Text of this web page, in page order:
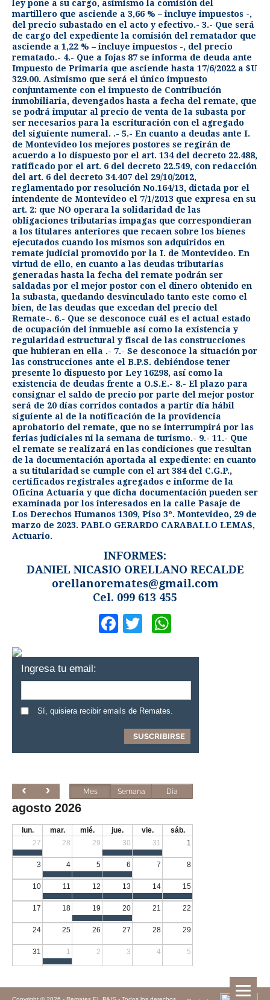
ley pone a su cargo, asimismo la comisión del
martillero que asciende a 3,66 % – incluye impuestos -,
del precio subastado en el acto y efectivo.- 3.- Que será
de cargo del expediente la comisión del rematador que
asciende a 1,22 % – incluye impuestos -, del precio
rematado.- 4.- Que a fojas 87 se informa de deuda ante
Impuesto de Primaria que asciende hasta 17/6/2022 a $U
329.00. Asimismo que será el único impuesto
conjuntamente con el impuesto de Contribución
inmobiliaria, devengados hasta a fecha del remate, que
se podrá imputar al precio de venta de la subasta por
ser necesarios para la escrituración con el agregado
del siguiente numeral. .- 5.- En cuanto a deudas ante I.
de Montevideo los mejores postores se regirán de
acuerdo a lo dispuesto por el art. 134 del decreto 22.488,
ratificado por el art. 6 del decreto 22.549, con redacción
del art. 6 del decreto 34.407 del 29/10/2012,
reglamentado por resolución No.164/13, dictada por el
intendente de Montevideo el 7/1/2013 que expresa en su
art. 2: que NO operara la solidaridad de las
obligaciones tributarias impagas que correspondieran
a los titulares anteriores que recaen sobre los bienes
ejecutados cuando los mismos son adquiridos en
remate judicial promovido por la I. de Montevideo. En
virtud de ello, en cuanto a las deudas tributarias
generadas hasta la fecha del remate podrán ser
saldadas por el mejor postor con el dinero obtenido en
la subasta, quedando desvinculado tanto este como el
bien, de las deudas que excedan del precio del
Remate-. 6.- Que se desconoce cuál es el actual estado
de ocupación del inmueble así como la existencia y
regularidad estructural y fiscal de las construcciones
que hubieran en ella .- 7.- Se desconoce la situación por
las construcciones ante el B.P.S. debiéndose tener
presente lo dispuesto por Ley 16298, así como la
existencia de deudas frente a O.S.E.- 8.- El plazo para
consignar el saldo de precio por parte del mejor postor
será de 20 días corridos contados a partir día hábil
siguiente al de la notificación de la providencia
aprobatorio del remate, que no se interrumpirá por las
ferias judiciales ni la semana de turismo.- 9.- 11.- Que
el remate se realizará en las condiciones que resultan
de la documentación aportada al expediente: en cuanto
a su titularidad se cumple con el art 384 del C.G.P.,
certificados registrales agregados e informe de la
Oficina Actuaria y que dicha documentación pueden ser
examinada por los interesados en la calle Pasaje de
Los Derechos Humanos 1309, Piso 3º. Montevideo, 29 de
marzo de 2023. PABLO GERARDO CARABALLO LEMAS,
Actuario.
INFORMES:
DANIEL NICASIO ORELLANO RECALDE
orellanoremates@gmail.com
Cel. 099 613 455
Facebook
Twitter
Ingresa tu email:
Sí, quisiera recibir emails de Remates.
Mes Semana Día
agosto 2026
lun. mar. mié. jue. vie.
sáb.
27
28 29 30 31 1
3 4 5 6 7 8
10 11 12 13 14 15
17 18 19 20 21 22
24 25 26 27 28 29
31 1 2 3 4 5